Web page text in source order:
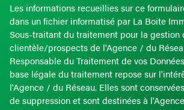
Les informations recueillies sur ce
dans un fichier informatisé par La Boite
Sous-traitant du traitement pour la gestion
clientèle/prospects de l'Agence / du
Responsable du Traitement de vos
base légale du traitement repose sur
l'Agence / du Réseau. Elles sont
de suppression et sont destinées à